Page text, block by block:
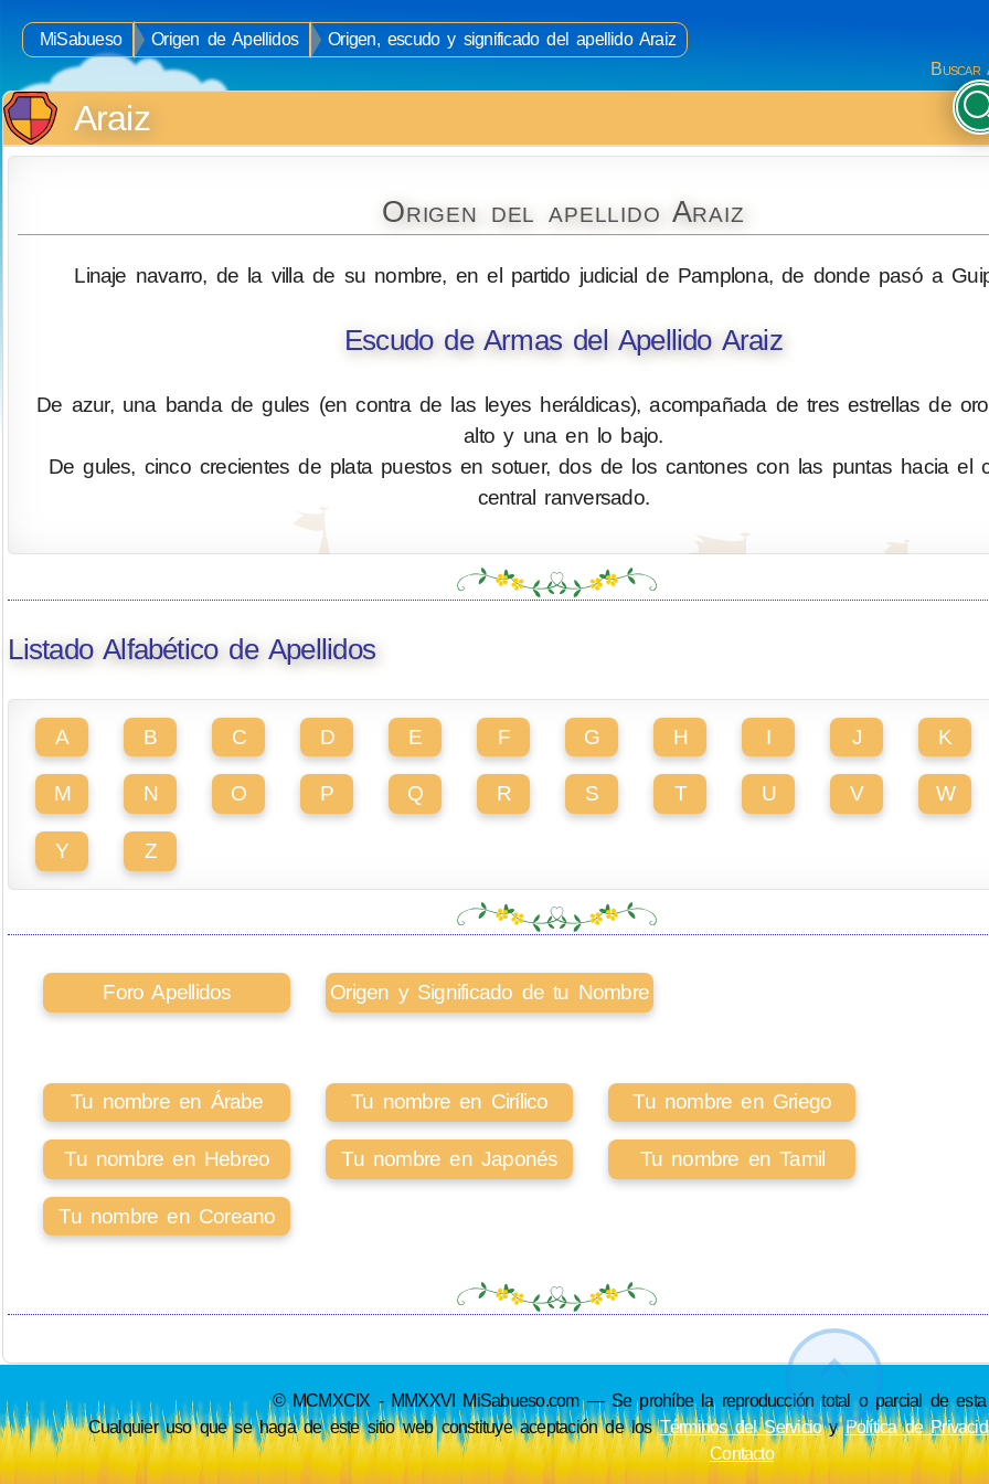
MiSabueso Origen de Apellidos
Origen, escudo y significado del apellido Araiz
Buscar
Araiz
Origen del apellido Araiz
Linaje navarro, de la villa de su nombre, en el partido judicial de Pamplona, de donde pasó a
Escudo de Armas del Apellido Araiz
De azur, una banda de gules (en contra de las leyes heráldicas), acompañada de tres estrellas de
alto y una en lo bajo.
De gules, cinco crecientes de plata puestos en sotuer, dos de los cantones con las puntas hacia el
central ranversado.
Listado Alfabético de Apellidos
A B C D E F G H I J K
M N O P Q R S T U V W
Y Z
Foro Apellidos Origen y Significado de tu Nombre
Tu nombre en Árabe Tu nombre en Cirílico Tu nombre en Griego
Tu nombre en Hebreo Tu nombre en Japonés Tu nombre en Tamil
Tu nombre en Coreano
© MCMXCIX - MMXXVI MiSabueso.com — Se prohíbe la reproducción total o parcial de
Cualquier uso que se haga de este sitio web constituye aceptación de losTérminos del ServicioyPolítica de
Contacto